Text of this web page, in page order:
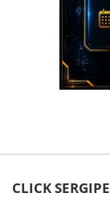
CLICK SERGIPE